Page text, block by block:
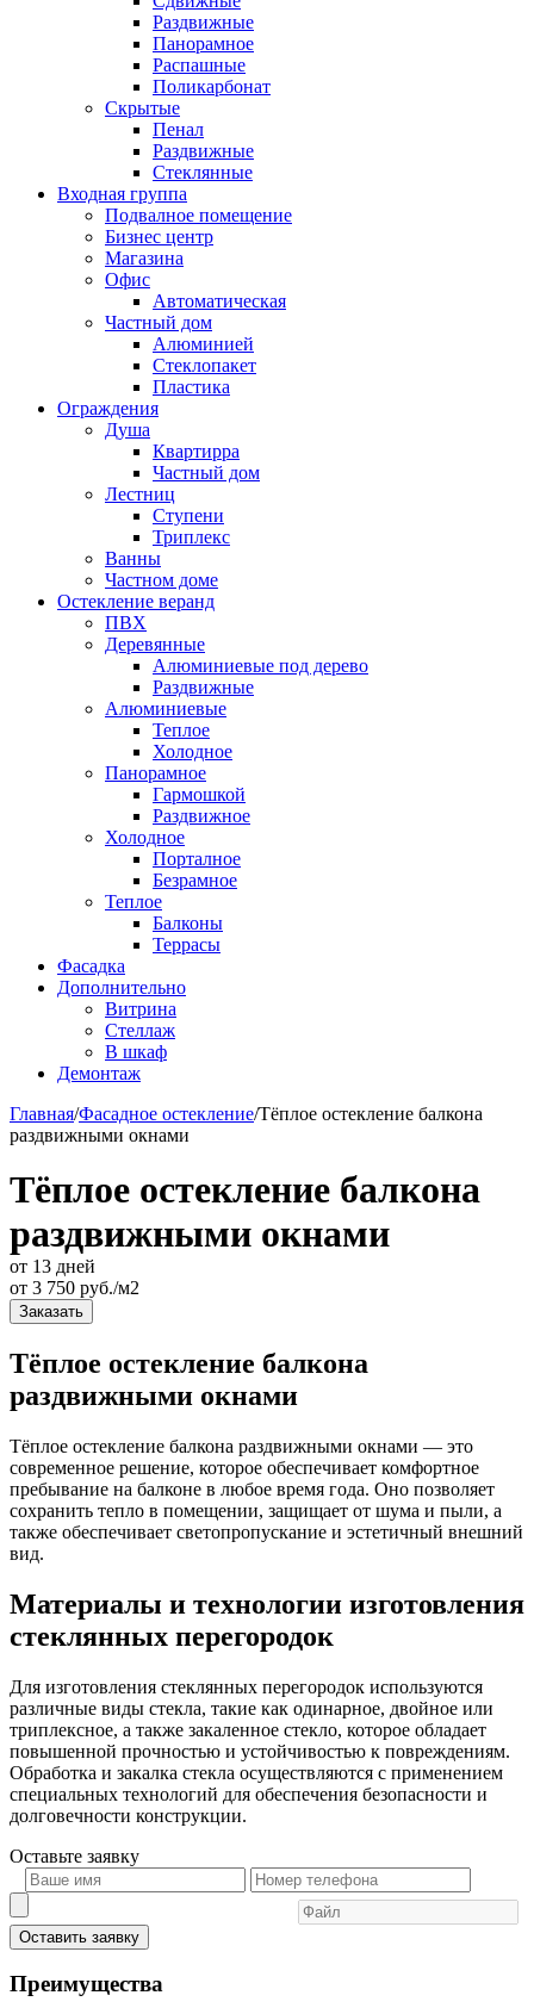
Раздвижные
Панорамное
Распашные
Поликарбонат
Скрытые
Пенал
Раздвижные
Стеклянные
Входная группа
Подвалное помещение
Бизнес центр
Магазина
Офис
Автоматическая
Частный дом
Алюминией
Стеклопакет
Пластика
Ограждения
Душа
Квартирра
Частный дом
Лестниц
Ступени
Триплекс
Ванны
Частном доме
Остекление веранд
ПВХ
Деревянные
Алюминиевые под дерево
Раздвижные
Алюминиевые
Теплое
Холодное
Панорамное
Гармошкой
Раздвижное
Холодное
Порталное
Безрамное
Теплое
Балконы
Террасы
Фасадка
Дополнительно
Витрина
Стеллаж
В шкаф
Демонтаж
Главная/Фасадное остекление/Тёплое остекление балкона
раздвижными окнами
Тёплое остекление балкона
раздвижными окнами
от 13 дней
от 3 750 руб./м2
Заказать
Тёплое остекление балкона
раздвижными окнами
Тёплое остекление балкона раздвижными окнами — это
современное решение, которое обеспечивает комфортное
пребывание на балконе в любое время года. Оно позволяет
сохранить тепло в помещении, защищает от шума и пыли, а
также обеспечивает светопропускание и эстетичный внешний
вид.
Материалы и технологии изготовления
стеклянных перегородок
Для изготовления стеклянных перегородок используются
различные виды стекла, такие как одинарное, двойное или
триплексное, а также закаленное стекло, которое обладает
повышенной прочностью и устойчивостью к повреждениям.
Обработка и закалка стекла осуществляются с применением
специальных технологий для обеспечения безопасности и
долговечности конструкции.
Оставьте заявку
Оставить заявку
Преимущества